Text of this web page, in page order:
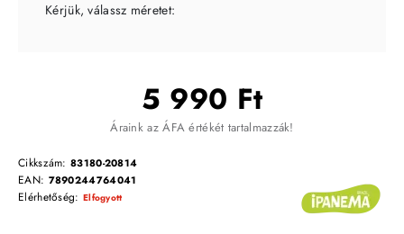
5 990 Ft
Áraink az ÁFA értékét tartalmazzák!
Cikkszám: 83180-20814
EAN: 7890244764041
Elérhetőség: Elfogyott
Kérjük, válassz méretet: